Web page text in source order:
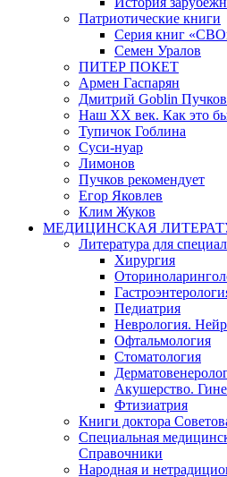
Патриотические книги
Серия книг
Семен Уралов
ПИТЕР ПОКЕТ
Армен Гаспарян
Дмитрий Goblin Пучков
Наш XX век. Как это
Тупичок Гоблина
Суси-нуар
Лимонов
Пучков рекомендует
Егор Яковлев
Клим Жуков
МЕДИЦИНСКАЯ
Литература для
Хирургия
Педиатрия
Неврология.
Офтальмология
Стоматология
Акушерство.
Фтизиатрия
Книги доктора
Специальная
Справочники
Народная и